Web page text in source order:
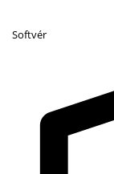
Softvér